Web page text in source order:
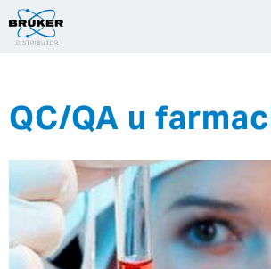
Česky
|
Hrvatska
QC/QA u